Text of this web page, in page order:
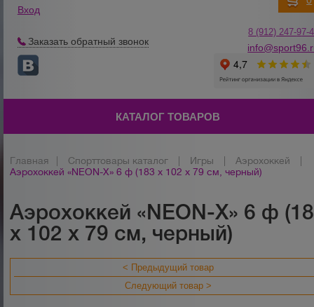
Вход
Заказать обратный звонок
8 (912) 247-97-
КАТАЛОГ ТОВАРОВ
Главная Спорттовары каталог Игры Аэрохоккей
Аэрохоккей «NEON-X» 6 ф (183 х 102 х 79 см, черный)
Аэрохоккей «NEON-X» 6 ф
х 102 х 79 см, черный)
< Предыдущий товар
Следующий товар >